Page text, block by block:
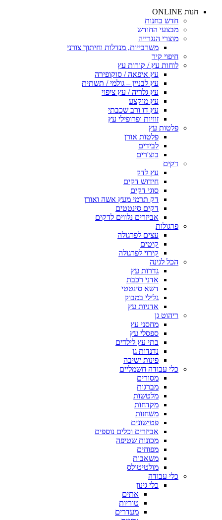
חנות ONLINE
חדש בחנות
מבצעי החודש
מוצרי הנגרייה
משרבייות, מנדלות וחיתוך צורני
חיפוי קיר
לוחות עץ / קורות עץ
עץ איפאה / סוקופירה
עץ לבניין – גולמי / תשתית
עץ גלריה / עץ ציפוי
עץ מוקצע
עץ דו ורב שכבתי
זוויות ופרופילי עץ
פלטות עץ
פלטות אורן
לבידים
בוצ'רים
דקים
עץ לדק
חידוש דקים
סוגי דקים
דק תרמי מעץ אשה ואורן
דקים סינטטים
אביזרים נלווים לדקים
פרגולות
עצים לפרגולה
קיטים
קירוי לפרגולה
הכל לגינה
גדרות עץ
אדני רכבת
דשא סינטטי
גלילי במבוק
אדניות עץ
ריהוט גן
מחסני עץ
ספסלי עץ
בתי עץ לילדים
נדנדות גן
פינות ישיבה
כלי עבודה חשמליים
מסורים
מברגות
מלטשות
מקדחות
משחזות
פטישונים
אביזרים וכלים נוספים
מכונות שטיפה
מפוחים
משאבות
מולטיטולס
כלי עבודה
כלי גינון
אתים
טוריות
מעדרים